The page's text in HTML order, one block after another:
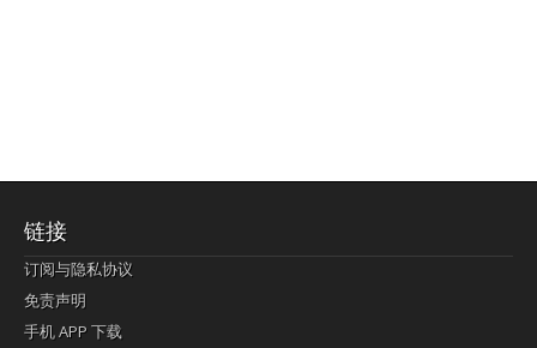
链接
订阅与隐私协议
免责声明
手机 APP 下载